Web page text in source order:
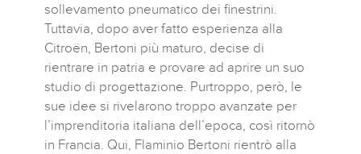
sollevamento pneumatico dei finestrini.
Tuttavia, dopo aver fatto esperienza alla
Citroën, Bertoni più maturo, decise di
rientrare in patria e provare ad aprire un suo
studio di progettazione. Purtroppo, però, le
sue idee si rivelarono troppo avanzate per
l’imprenditoria italiana dell’epoca, così ritornò
in Francia. Qui, Flaminio Bertoni rientrò alla